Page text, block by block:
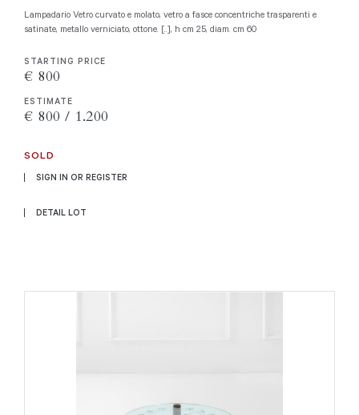
Lampadario Vetro curvato e molato, vetro a fasce concentriche trasparenti e
satinate, metallo verniciato, ottone. [..], h cm 25, diam. cm 60
STARTING PRICE
€ 800
ESTIMATE
€ 800 / 1.200
SOLD
SIGN IN OR REGISTER
DETAIL LOT